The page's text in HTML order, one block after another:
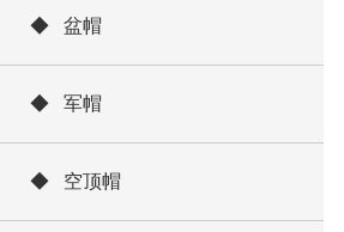
◆ 盆帽
◆ 军帽
◆ 空顶帽